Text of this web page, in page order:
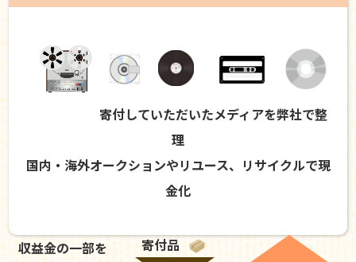
寄付していただいたメディアを弊社で整
理
国内・海外オークションやリユース、リサイクルで現
金化
収益金の一部を
寄付品